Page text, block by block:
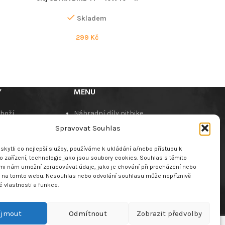
Spravovat Souhlas
co nejlepší služby, používáme k ukládání a/nebo přístupu k
zařízení, technologie jako jsou soubory cookies. Souhlas s těmito
nám umožní zpracovávat údaje, jako je chování při procházení nebo
na tomto webu. Nesouhlas nebo odvolání souhlasu může nepříznivě
vlastnosti a funkce.
Odmítnout Zobrazit předvolby
Skladem
299 Kč
výrobků s
životností
(EU)
MENU
Náhradní díly pitbike
Náhradní díly pitbike
O nás
Dealeři
Kontaktujte nás